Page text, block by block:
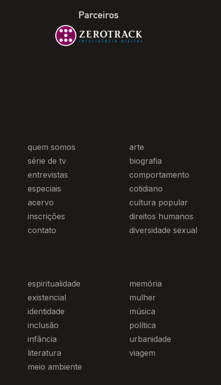
Parceiros
quem somos
série de tv
entrevistas
especiais
acervo
inscrições
contato
arte
biografia
comportamento
cotidiano
cultura popular
direitos humanos
diversidade sexual
espiritualidade
existencial
identidade
inclusão
infância
literatura
meio ambiente
memória
mulher
música
política
urbanidade
viagem